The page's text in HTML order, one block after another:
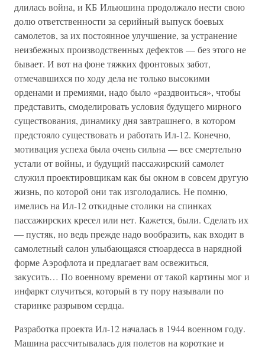
длилась война, и КБ Ильюшина продолжало нести свою
долю ответственности за серийный выпуск боевых
самолетов, за их постоянное улучшение, за устранение
неизбежных производственных дефектов — без этого не
бывает. И вот на фоне тяжких фронтовых забот,
отмечавшихся по ходу дела не только высокими
орденами и премиями, надо было «раздвоиться», чтобы
представить, смоделировать условия будущего мирного
существования, динамику дня завтрашнего, в котором
предстояло существовать и работать Ил-12. Конечно,
мотивация успеха была очень сильна — все смертельно
устали от войны, и будущий пассажирский самолет
служил проектировщикам как бы окном в совсем другую
жизнь, по которой они так изголодались. Не помню,
имелись на Ил-12 откидные столики на спинках
пассажирских кресел или нет. Кажется, были. Сделать их
— пустяк, но ведь прежде надо вообразить, как входит в
самолетный салон улыбающаяся стюардесса в нарядной
форме Аэрофлота и предлагает вам освежиться,
закусить… По военному времени от такой картины мог и
инфаркт случиться, который в ту пору называли по
старинке разрывом сердца.
Разработка проекта Ил-12 началась в 1944 военном году.
Машина рассчитывалась для полетов на короткие и